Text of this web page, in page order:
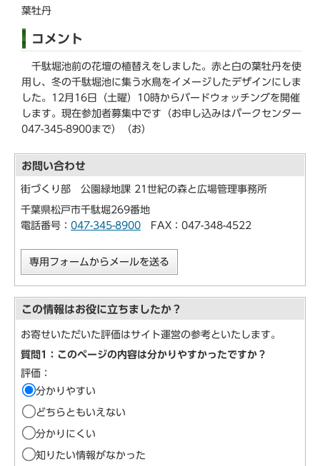
葉牡丹
コメント
千駄堀池前の花壇の植替えをしました。赤と白の葉牡丹を使
用し、冬の千駄堀池に集う水鳥をイメージしたデザインにしま
した。12月16日（土曜）10時からバードウォッチングを開催
します。現在参加者募集中です（お申し込みはパークセンター
047-345-8900まで）（お）
お問い合わせ
街づくり部 公園緑地課 21世紀の森と広場管理事務所
千葉県松戸市千駄堀269番地
電話番号： 047-345-8900 FAX：047-348-4522
専用フォームからメールを送る
この情報はお役に立ちましたか？
お寄せいただいた評価はサイト運営の参考といたします。
質問1：このページの内容は分かりやすかったですか？
評価：
分かりやすい
どちらともいえない
分かりにくい
知りたい情報がなかった